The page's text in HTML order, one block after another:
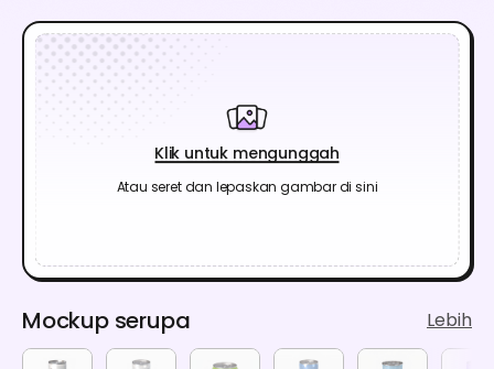
Klik untuk mengunggah
Atau seret dan lepaskan gambar di sini
Mockup serupa Lebih